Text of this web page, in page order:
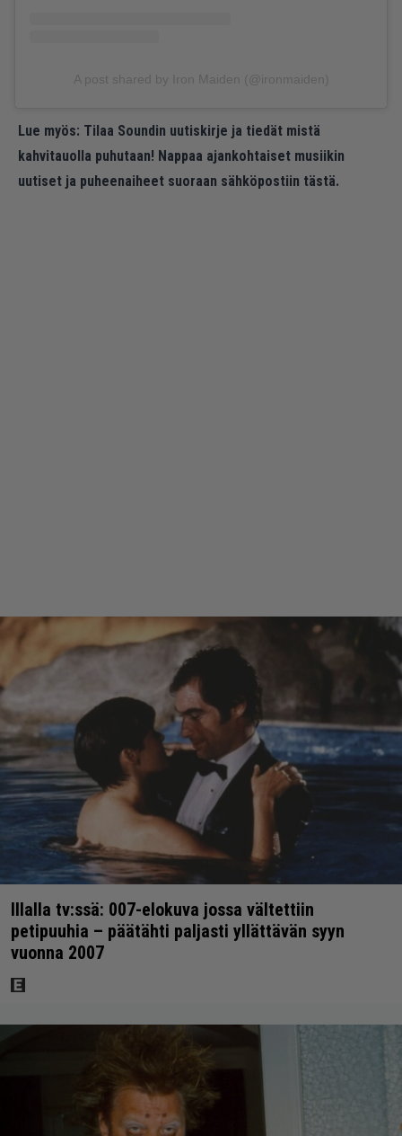
A post shared by Iron Maiden (@ironmaiden)
Lue myös: Tilaa Soundin uutiskirje ja tiedät mistä
kahvitauolla puhutaan! Nappaa ajankohtaiset musiikin
uutiset ja puheenaiheet suoraan sähköpostiin tästä.
Illalla tv:ssä: 007-elokuva jossa vältettiin
petipuuhia – päätähti paljasti yllättävän syyn
vuonna 2007